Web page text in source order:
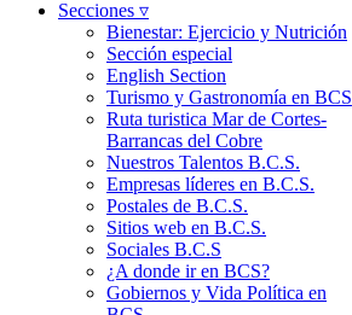
Secciones ▿
Bienestar: Ejercicio y Nutrición
Sección especial
English Section
Turismo y Gastronomía en BCS
Ruta turistica Mar de Cortes-
Barrancas del Cobre
Nuestros Talentos B.C.S.
Empresas líderes en B.C.S.
Postales de B.C.S.
Sitios web en B.C.S.
Sociales B.C.S
¿A donde ir en BCS?
Gobiernos y Vida Política en